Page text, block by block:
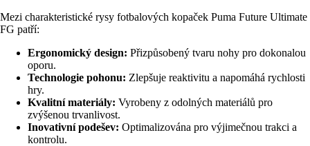
Mezi charakteristické rysy fotbalových kopaček Puma Future Ultimate
FG patří:
Ergonomický design: Přizpůsobený tvaru nohy pro dokonalou
oporu.
Technologie pohonu: Zlepšuje reaktivitu a napomáhá rychlosti
hry.
Kvalitní materiály: Vyrobeny z odolných materiálů pro
zvýšenou trvanlivost.
Inovativní podešev: Optimalizována pro výjimečnou trakci a
kontrolu.